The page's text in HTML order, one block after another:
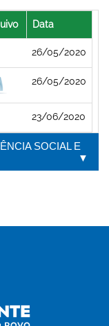
Data
26/05/2020
26/05/2020
23/06/2020
SOCIAL E